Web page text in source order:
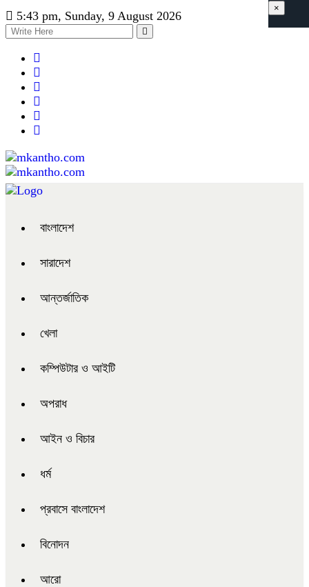
5:43 pm, Sunday, 9 August 2026
বাংলাদেশ
সারাদেশ
আন্তর্জাতিক
খেলা
কম্পিউটার ও আইটি
অপরাধ
আইন ও বিচার
ধর্ম
প্রবাসে বাংলাদেশ
বিনোদন
আরো
×